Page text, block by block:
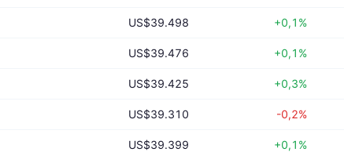
US$39.498 +0,1%
US$39.476 +0,1%
US$39.425 +0,3%
US$39.310 -0,2%
US$39.399 +0,1%